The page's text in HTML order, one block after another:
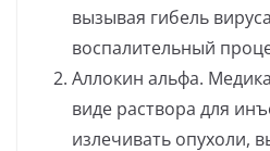
вызывая гибель
воспалительный
Аллокин альфа.
виде раствора для
излечивать опухоли,